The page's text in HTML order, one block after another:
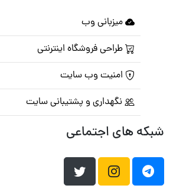
میزبانی وب
طراحی فروشگاه اینترنتی
امنیت وب سایت
نگهداری و پشتیبانی سایت
شبکه های اجتماعی